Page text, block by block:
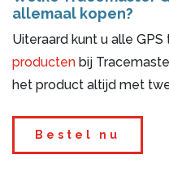
allemaal kopen?
Uiteraard kunt u alle GPS
producten bij
het product altijd met
Bestel nu